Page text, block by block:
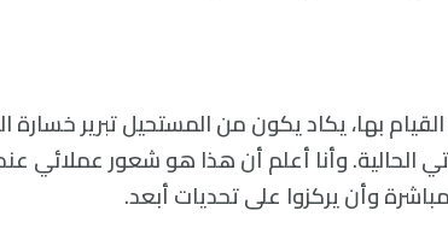
بها، يكاد يكون من المستحيل تبرير خسارة
الحالية. وأنا أعلم أن هذا هو شعور عملائي
وأن يركزوا على تحديات أبعد.